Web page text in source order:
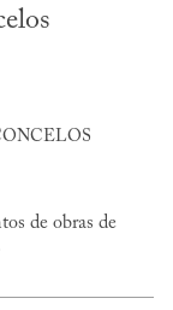
de obras de